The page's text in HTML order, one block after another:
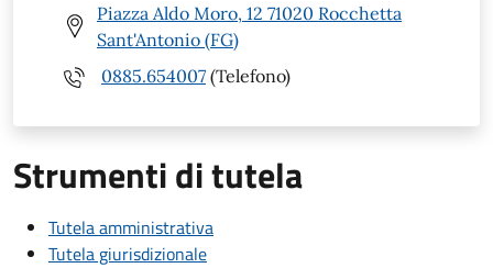
Piazza Aldo Moro, 12 71020 Rocchetta
Sant'Antonio (FG)
0885.654007 (Telefono)
Strumenti di tutela
Tutela amministrativa
Tutela giurisdizionale